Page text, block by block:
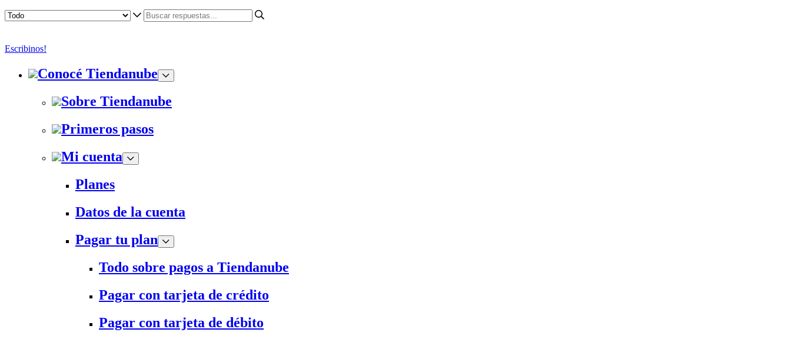
Escribinos!
Conocé Tiendanube
Sobre Tiendanube
Primeros pasos
Mi cuenta
Planes
Datos de la cuenta
Pagar tu plan
Todo sobre pagos a Tiendanube
Pagar con tarjeta de crédito
Pagar con tarjeta de débito